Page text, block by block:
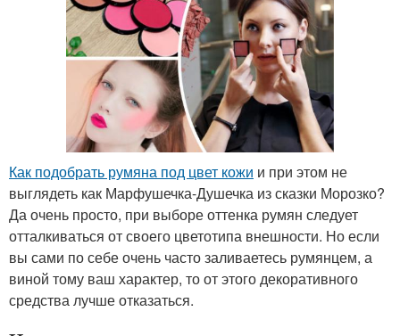
Как подобрать румяна под цвет кожи и при этом не
выглядеть как Марфушечка-Душечка из сказки Морозко?
Да очень просто, при выборе оттенка румян следует
отталкиваться от своего цветотипа внешности. Но если
вы сами по себе очень часто заливаетесь румянцем, а
виной тому ваш характер, то от этого декоративного
средства лучше отказаться.